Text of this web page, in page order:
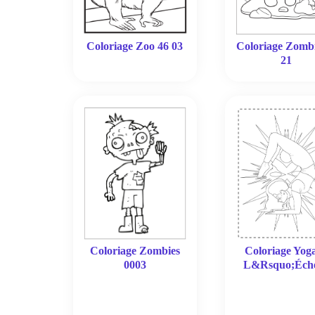
Coloriage Zoo 46 03
Coloriage
21
Coloriage Zombies
0003
Coloriage